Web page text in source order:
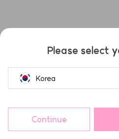
Please select
Korea
Continue